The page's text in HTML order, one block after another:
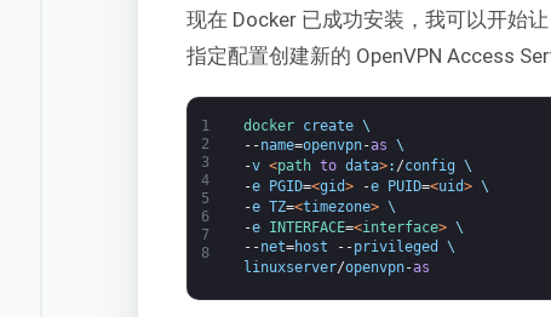
现在 Docker 已成功安装，我可以开始
指定配置创建新的 OpenVPN Access
1
2
3
4
5
6
7
8
docker create \
--name=openvpn-as \
-v <path to data>: /config \
-e PGID=<gid> -e PUID=<uid> \
-e TZ=<timezone> \
-e INTERFACE=<interface> \
--net=host --privileged
\
linuxserver/openvpn-as